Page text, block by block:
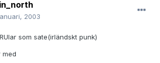
2003
som sate(irländskt punk)
med